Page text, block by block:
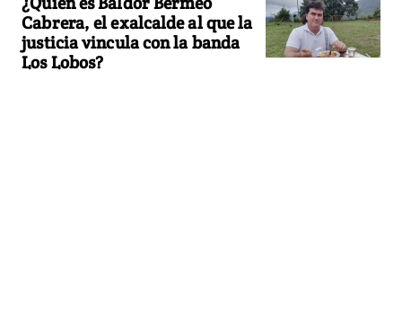
Cabrera, el exalcalde al que la
justicia vincula con la banda
Los Lobos?